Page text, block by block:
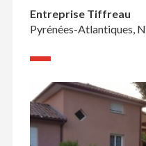
Entreprise Tiffreau
Pyrénées-Atlantiques,